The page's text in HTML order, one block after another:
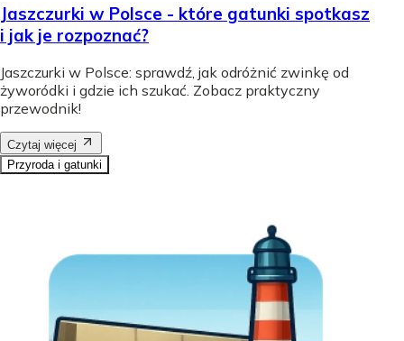
Jaszczurki w Polsce - które gatunki spotkasz
i jak je rozpoznać?
Jaszczurki w Polsce: sprawdź, jak odróżnić zwinkę od
żyworódki i gdzie ich szukać. Zobacz praktyczny
przewodnik!
Czytaj więcej
Przyroda i gatunki